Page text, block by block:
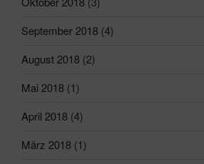
September 2018 (4)
August 2018 (2)
Mai 2018 (1)
April 2018 (4)
März 2018 (1)